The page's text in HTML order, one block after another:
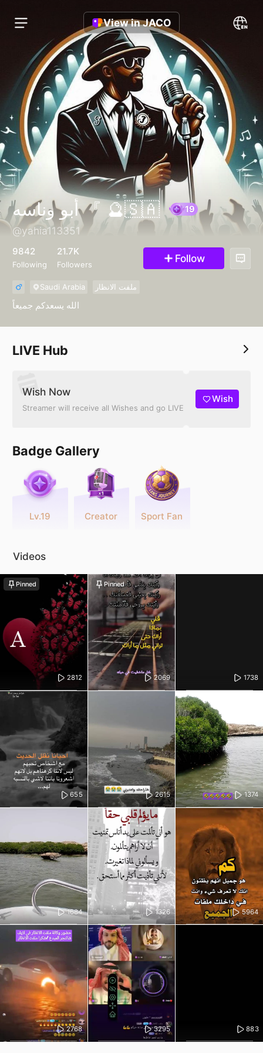
View in JACO
أبو وناسه 『 🔮🇸🇦
@yahia113351
9842
Following
21.7K
Followers Follow
Saudi Arabia ملفت الانظار
الله يسعدكم جميعاً
LIVE Hub
Wish Now
Streamer will receive all Wishes and go LIVE
Wish
Badge Gallery
Lv.19 Creator Sport Fan
Videos
2812
Pinned
2069
Pinned
1738
655 2615 1374
1684 1326 5964
2768 3295 883